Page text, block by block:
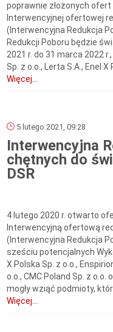
poprawnie złożonych
Interwencyjnej ofertowej
(Interwencyjna Redukcja
Redukcji Poboru będzie
2021 r. do 31 marca 2022
Sp. z o.o., Lerta S.A., Enel X
Więcej...
5 lutego 2021, 09:28
Interwencyjna
chętnych do
DSR
4 lutego 2020 r. otwarto
Interwencyjną ofertową
(Interwencyjna Redukcja
sześciu potencjalnych
X Polska Sp. z o.o.,
o.o., CMC Poland Sp. z
mogły wziąć podmioty,
Więcej...